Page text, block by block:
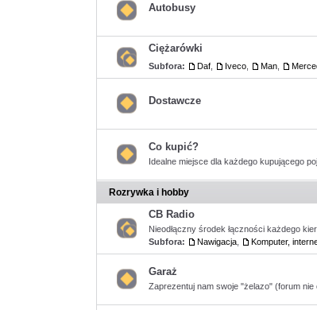
nieprzeczytanych
postów
Autobusy
Nie
ma
postów
Ciężarówki
Subfora: Daf, Iveco, Man,
postów
Dostawcze
postów
Co kupić?
Idealne miejsce dla każdego kupującego
Rozrywka i hobby
Nie
postów
CB Radio
Nieodłączny środek łączności każdego
Subfora:
Nawigacja, Komputer,
Garaż
Zaprezentuj nam swoje "żelazo" (forum nie